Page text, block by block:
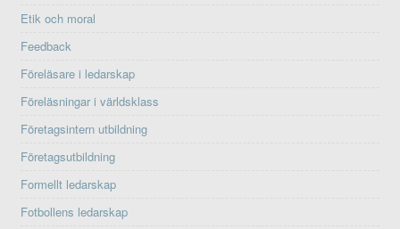
Etik och moral
Feedback
Föreläsare i ledarskap
Föreläsningar i världsklass
Företagsintern utbildning
Företagsutbildning
Formellt ledarskap
Fotbollens ledarskap